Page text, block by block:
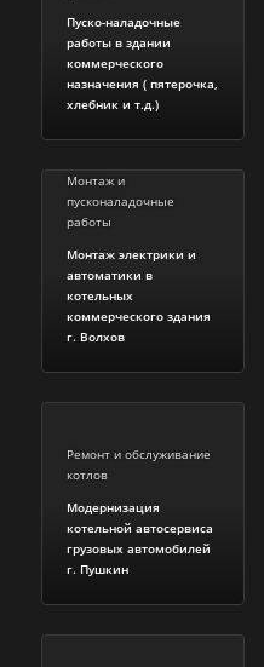
Пуско-наладочные
работы в здании
коммерческого
назначения ( пятерочка,
хлебник и т.д.)
Монтаж и
пусконаладочные
работы
Монтаж электрики и
автоматики в
котельных
коммерческого здания
г. Волхов
Ремонт и обслуживание
котлов
Модернизация
котельной автосервиса
грузовых автомобилей
г. Пушкин